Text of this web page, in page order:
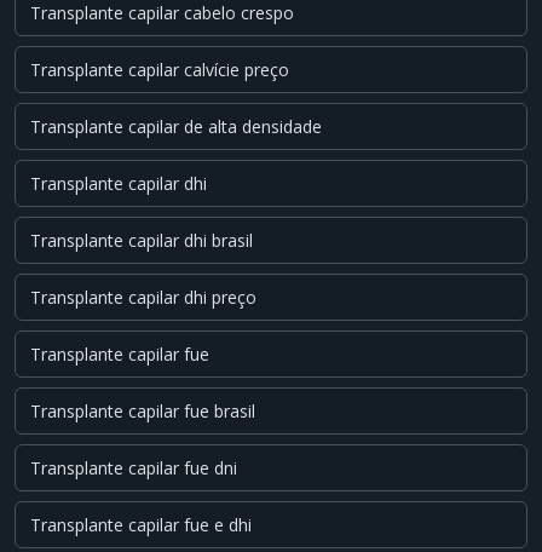
Transplante capilar cabelo crespo
Transplante capilar calvície preço
Transplante capilar de alta densidade
Transplante capilar dhi
Transplante capilar dhi brasil
Transplante capilar dhi preço
Transplante capilar fue
Transplante capilar fue brasil
Transplante capilar fue dni
Transplante capilar fue e dhi